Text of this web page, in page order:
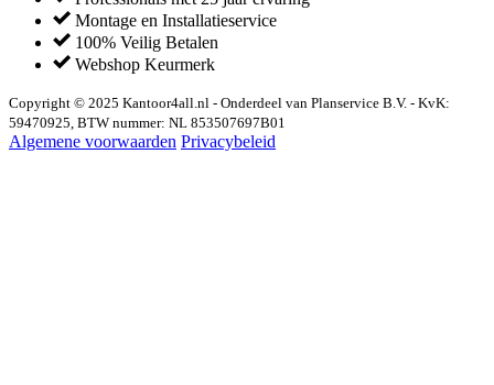
Montage en Installatieservice
100% Veilig Betalen
Webshop Keurmerk
Copyright © 2025 Kantoor4all.nl - Onderdeel van Planservice B.V. - KvK:
59470925, BTW nummer: NL 853507697B01
Algemene voorwaarden Privacybeleid